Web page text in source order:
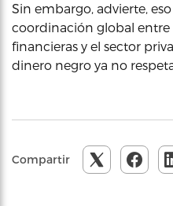
Sin embargo, advierte,
coordinación global entre
financieras y el sector
dinero negro ya no
Compartir